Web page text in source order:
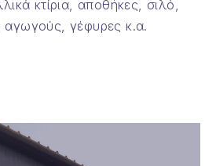
κτίρια, αποθήκες, σιλό,
αγωγούς, γέφυρες κ.α.